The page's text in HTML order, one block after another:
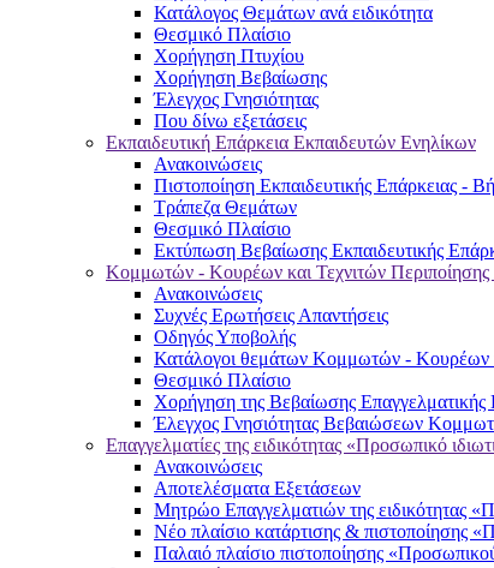
Κατάλογος Θεμάτων ανά ειδικότητα
Θεσμικό Πλαίσιο
Χορήγηση Πτυχίου
Χορήγηση Βεβαίωσης
Έλεγχος Γνησιότητας
Που δίνω εξετάσεις
Εκπαιδευτική Επάρκεια Εκπαιδευτών Ενηλίκων
Ανακοινώσεις
Πιστοποίηση Εκπαιδευτικής Επάρκειας -
Τράπεζα Θεμάτων
Θεσμικό Πλαίσιο
Εκτύπωση Βεβαίωσης Εκπαιδευτικής
Κομμωτών - Κουρέων και Τεχνιτών
Ανακοινώσεις
Συχνές Ερωτήσεις Απαντήσεις
Οδηγός Υποβολής
Κατάλογοι θεμάτων Κομμωτών - Κουρέων
Θεσμικό Πλαίσιο
Χορήγηση της Βεβαίωσης
Έλεγχος Γνησιότητας Βεβαιώσεων
Επαγγελματίες της ειδικότητας «Προσωπικό
Ανακοινώσεις
Αποτελέσματα Εξετάσεων
Μητρώο Επαγγελματιών της ειδικότητας
Νέο πλαίσιο κατάρτισης & πιστοποίησης
Παλαιό πλαίσιο πιστοποίησης